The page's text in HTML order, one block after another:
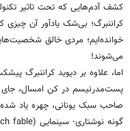
کشف آدم‌هایی که تحت تاثیر
کراننبرگ؛ بی‌شک یادآور آن چیزی
خوانده‌ایم؛ مردی خالق
می‌شوند!
اما، علاوه بر دیوید کراننبرگ
پست‌مدرنیسم در کن امسال، جای
صاحب سبک یونانی، چهره یاد